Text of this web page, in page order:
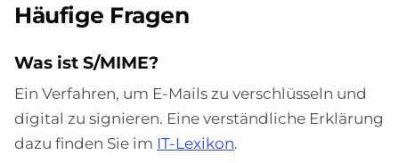
Häufige Fragen
Was ist S/MIME?
Ein Verfahren, um E-Mails zu verschlüsseln und
digital zu signieren. Eine verständliche Erklärung
dazu finden Sie im IT-Lexikon.